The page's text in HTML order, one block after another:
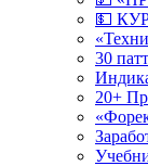
💵
30
20+